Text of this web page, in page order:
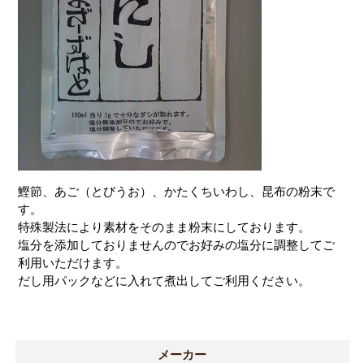
鰹節、あご（とびうお）、かたくちいわし、昆布の粉末で
す。
特殊製法により素材をそのまま粉末にしております。
塩分を添加しておりませんのでお好みの塩分に調整してご
利用いただけます。
だし用パックなどに入れて煮出してご利用ください。
メーカー